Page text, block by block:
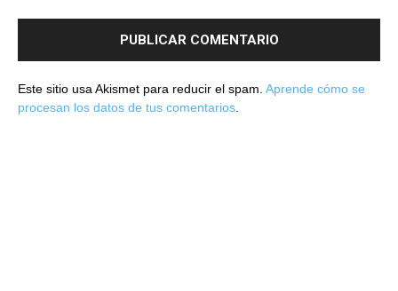
Este sitio usa Akismet para reducir el spam. Aprende cómo se
procesan los datos de tus comentarios